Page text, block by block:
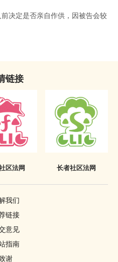
情况
决定是否亲自作供，因被告会较
链接
区法网 长者社区法网
我们
链接
意见
指南
谢